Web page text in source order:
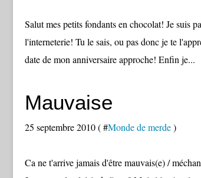
Salut mes petits fondants en chocolat! Je suis
l'interneterie! Tu le sais, ou pas donc je te
date de mon anniversaire approche! Enfin je...
Mauvaise
25 septembre 2010 ( #Monde de merde)
Ca ne t'arrive jamais d'être mauvais(e) /